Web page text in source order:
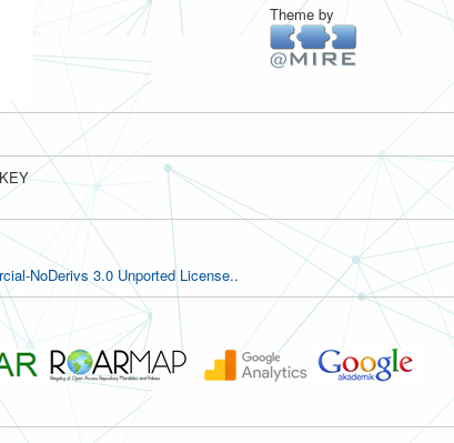
Theme by
NoDerivs 3.0 Unported License..